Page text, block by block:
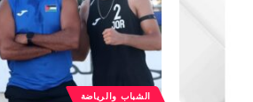
الشباب والرياضة